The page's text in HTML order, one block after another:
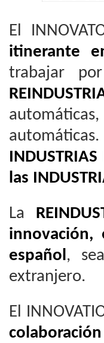
El
itinerante
trabajar
automáticas,
las
La
español,
extranjero.
El
colaboración